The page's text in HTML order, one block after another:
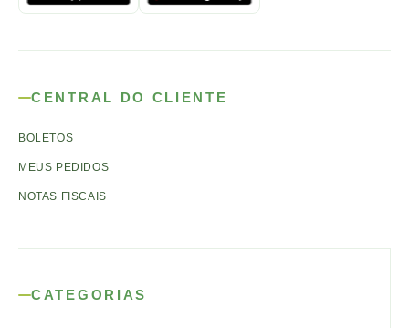
CENTRAL DO CLIENTE
BOLETOS
MEUS PEDIDOS
NOTAS FISCAIS
CATEGORIAS